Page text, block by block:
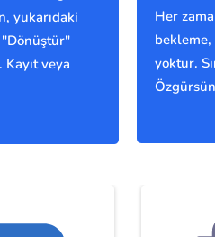
yukarıdaki
"Dönüştür"
Kayıt veya
Her
bekleme,
yoktur.